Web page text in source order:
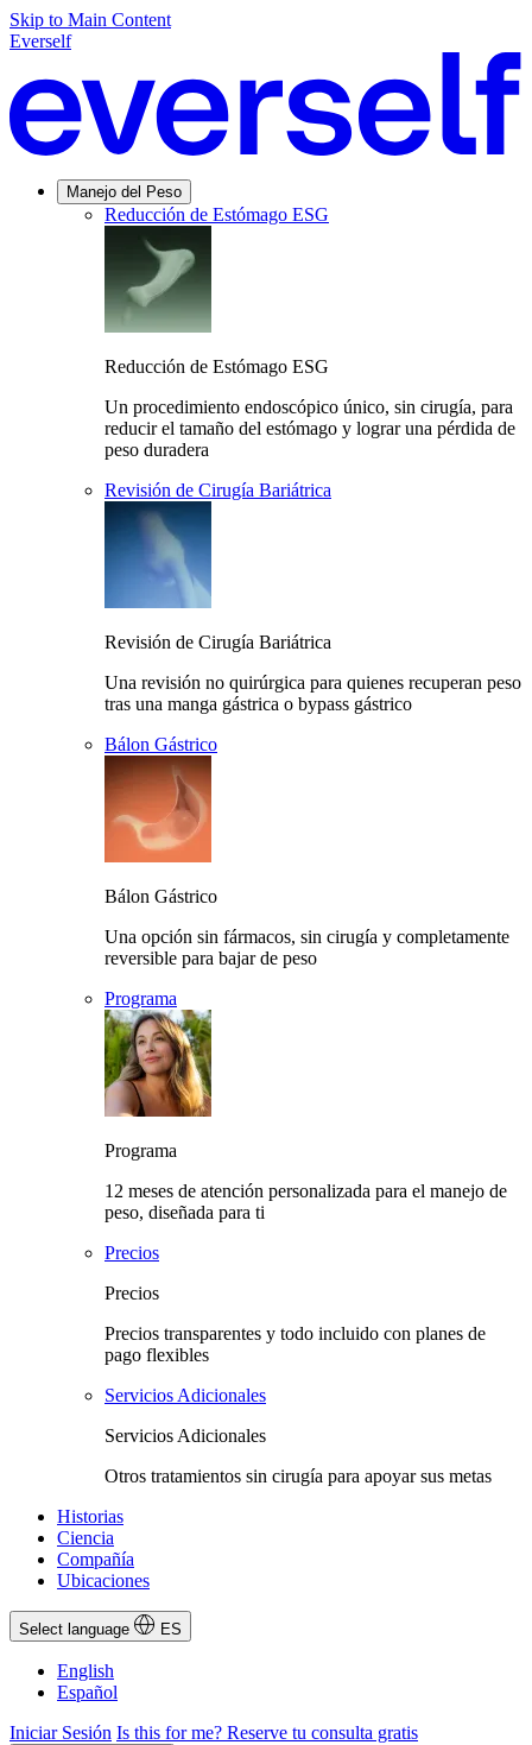
Skip to Main Content
Everself
Manejo del Peso
Reducción de Estómago ESG
Reducción de Estómago ESG
Un procedimiento endoscópico único, sin cirugía, para
reducir el tamaño del estómago y lograr una pérdida de
peso duradera
Revisión de Cirugía Bariátrica
Revisión de Cirugía Bariátrica
Una revisión no quirúrgica para quienes recuperan peso
tras una manga gástrica o bypass gástrico
Bálon Gástrico
Bálon Gástrico
Una opción sin fármacos, sin cirugía y completamente
reversible para bajar de peso
Programa
Programa
12 meses de atención personalizada para el manejo de
peso, diseñada para ti
Precios
Precios
Precios transparentes y todo incluido con planes de
pago flexibles
Servicios Adicionales
Servicios Adicionales
Otros tratamientos sin cirugía para apoyar sus metas
Historias
Ciencia
Compañía
Ubicaciones
Select language ES
English
Español
Iniciar Sesión Is this for me? Reserve tu consulta gratis